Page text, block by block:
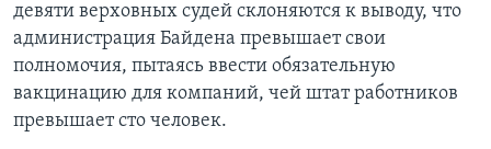
девяти верховных судей склоняются к выводу, что
администрация Байдена превышает свои
полномочия, пытаясь ввести обязательную
вакцинацию для компаний, чей штат работников
превышает сто человек.